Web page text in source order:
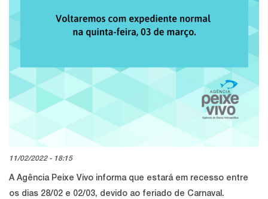
11/02/2022 - 18:15
A Agência Peixe Vivo informa que estará em recesso entre
os dias 28/02 e 02/03, devido ao feriado de Carnaval.